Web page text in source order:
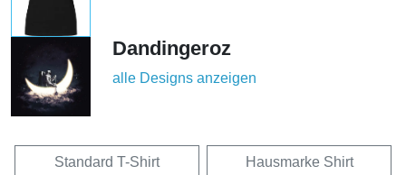
Dandingeroz
alle Designs anzeigen
Standard T-Shirt Hausmarke Shirt